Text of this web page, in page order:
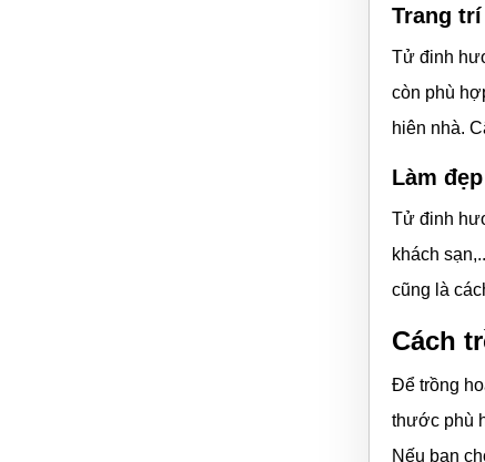
Trang
Tử đinh
còn phù
hiên nhà.
Làm
Tử đinh
khách
cũng là
Cách
Để trồng
thước phù
Nếu bạn